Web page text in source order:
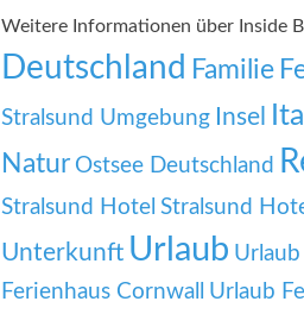
Weitere Informationen über Inside
Deutschland Familie
Stralsund Umgebung Insel
Natur Ostsee Deutschland
Stralsund Hotel Stralsund
Unterkunft Urlaub
Ferienhaus Cornwall
Urlaub